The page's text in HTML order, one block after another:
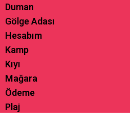
Duman
Gölge Adası
Hesabım
Kamp
Kıyı
Mağara
Ödeme
Plaj